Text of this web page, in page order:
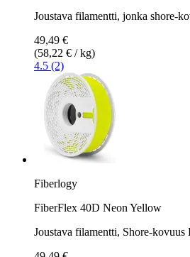
Joustava filamentti, jonka shore-
49,49 €
(58,22 € / kg)
4.5 (2)
Fiberlogy
FiberFlex 40D Neon Yellow
Joustava filamentti, Shore-